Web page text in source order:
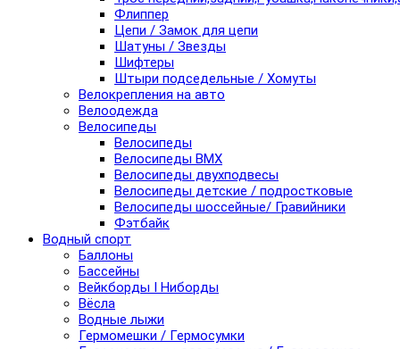
Флиппер
Цепи / Замок для цепи
Шатуны / Звезды
Шифтеры
Штыри подседельные / Хомуты
Велокрепления на авто
Велоодежда
Велосипеды
Велосипеды
Велосипеды BMX
Велосипеды двухподвесы
Велосипеды детские / подростковые
Велосипеды шоссейные/ Гравийники
Фэтбайк
Водный спорт
Баллоны
Бассейны
Вейкборды I Ниборды
Вёсла
Водные лыжи
Гермомешки / Гермосумки